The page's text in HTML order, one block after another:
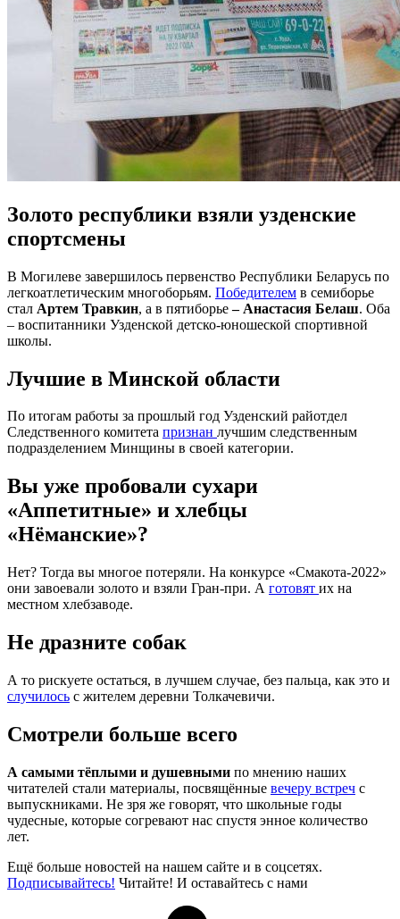
Золото республики взяли узденские
спортсмены
В Могилеве завершилось первенство Республики Беларусь по
легкоатлетическим многоборьям. Победителем в семиборье
стал Артем Травкин, а в пятиборье– Анастасия Белаш. Оба
– воспитанники Узденской детско-юношеской спортивной
школы.
Лучшие в Минской области
По итогам работы за прошлый год Узденский райотдел
Следственного комитета признан лучшим следственным
подразделением Минщины в своей категории.
Вы уже пробовали сухари
«Аппетитные» и хлебцы
«Нёманские»?
Нет? Тогда вы многое потеряли. На конкурсе «Смакота-2022»
они завоевали золото и взяли Гран-при. А готовят их на
местном хлебзаводе.
Не дразните собак
А то рискуете остаться, в лучшем случае, без пальца, как это и
случилось с жителем деревни Толкачевичи.
Смотрели больше всего
А самыми тёплыми и душевными по мнению наших
читателей стали материалы, посвящённые вечеру встреч с
выпускниками. Не зря же говорят, что школьные годы
чудесные, которые согревают нас спустя энное количество
лет.
Ещё больше новостей на нашем сайте и в соцсетях.
Подписывайтесь! Читайте! И оставайтесь с нами